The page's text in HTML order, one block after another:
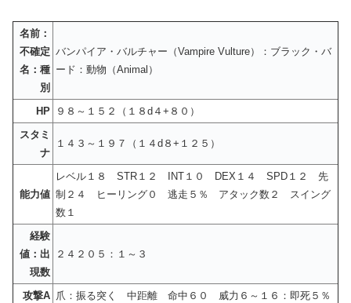
名前：
不確定
名：種
別
バンパイア・バルチャー（Vampire Vulture）：ブラック・バ
ード：動物（Animal）
HP
９８～１５２（１８d４+８０）
スタミ
ナ
１４３～１９７（１４d８+１２５）
能力値
レベル１８ STR１２ INT１０ DEX１４ SPD１２ 先
制２４ ヒーリング０ 逃走５％ アタック数２ スイング
数１
経験
値：出
現数
２４２０５：１～３
攻撃A 爪：振る突く 中距離 命中６０ 威力６～１６：即死５％